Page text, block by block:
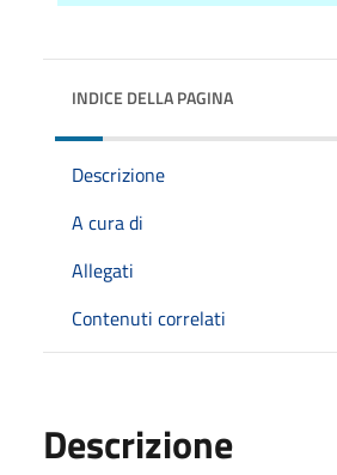
INDICE DELLA PAGINA
Descrizione
A cura di
Allegati
Contenuti correlati
Descrizione